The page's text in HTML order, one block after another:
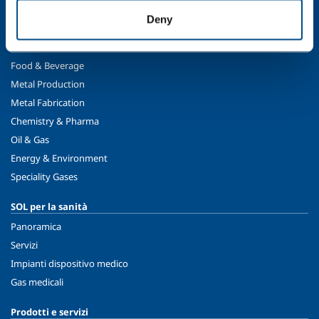
Deny
Food & Beverage
Metal Production
Metal Fabrication
Chemistry & Pharma
Oil & Gas
Energy & Environment
Speciality Gases
SOL per la sanità
Panoramica
Servizi
Impianti dispositivo medico
Gas medicali
Prodotti e servizi